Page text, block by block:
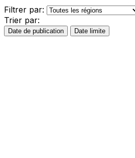
Filtrer par:
Trier par:
Date de publication Date limite